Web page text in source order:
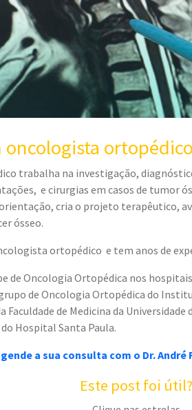
oncologista
trabalha na investigação,
e cirurgias em casos de tumor
cria o projeto terapêutico,
ósseo.
ortopédico e tem anos de
de Oncologia Ortopédica nos
de Oncologia Ortopédica do
Faculdade de Medicina da Universidade
Hospital Santa Paula.
a sua consulta com o Dr. André
Este post foi útil?